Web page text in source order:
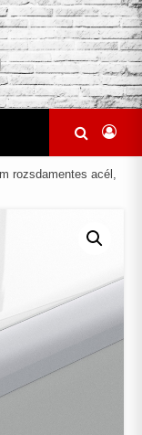
rozsdamentes acél,